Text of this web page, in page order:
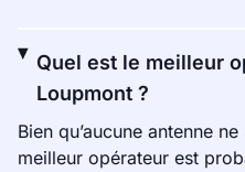
Quel est le meilleur
Loupmont ?
Bien qu’aucune antenne
meilleur opérateur est